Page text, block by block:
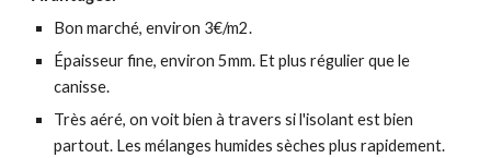
Bon marché, environ 3€/m2.
Épaisseur fine, environ 5mm. Et plus régulier que le
canisse.
Très aéré, on voit bien à travers si l'isolant est bien
partout. Les mélanges humides sèches plus rapidement.